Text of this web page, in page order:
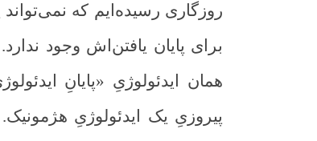
روزگاری رسیده‌ایم که
برای پایان یافتن‌اش وجود
همان ایدئولوژیِ «پایانِ
پیروزیِ یک ایدئولوژیِ